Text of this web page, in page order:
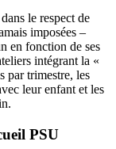
le respect de
imposées –
en fonction de ses
intégrant la «
par trimestre, les
leur enfant et les
PSU